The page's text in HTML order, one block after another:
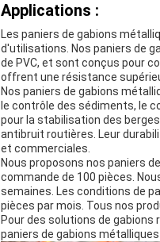
Applications :
Les paniers de gabions
d'utilisations. Nos paniers de
de PVC, et sont conçus pour
offrent une résistance
Nos paniers de gabions
le contrôle des sédiments, le
pour la stabilisation des
antibruit routières. Leur
et commerciales.
Nous proposons nos paniers
commande de 100 pièces.
semaines. Les conditions de
pièces par mois. Tous nos
Pour des solutions de
paniers de gabions